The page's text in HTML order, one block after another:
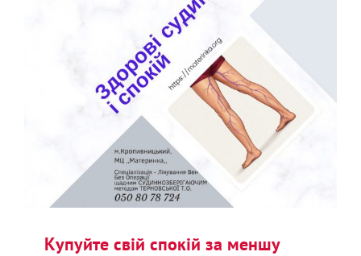
Купуйте свій спокій за меншу